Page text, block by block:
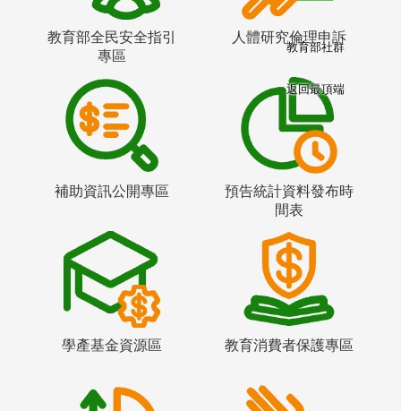
教育部全民安全指引
專區
人體研究倫理申訴
補助資訊公開專區
預告統計資料發布時
間表
學產基金資源區 教育消費者保護專區
教育部社群
返回最頂端